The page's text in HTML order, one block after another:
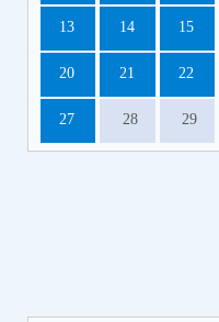
13 14 15
20 21 22
27 28 29